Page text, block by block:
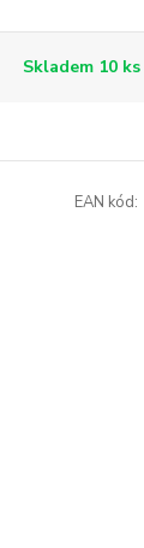
Skladem 10 ks
EAN kód: